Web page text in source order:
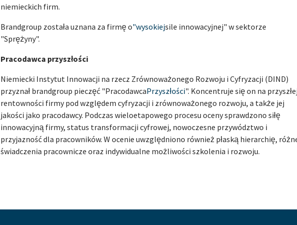
niemieckich firm.
Brandgroup została uznana za firmę o"wysokiejsile innowacyjnej" w sektorze
"Sprężyny".
Pracodawca przyszłości
Niemiecki Instytut Innowacji na rzecz Zrównoważonego Rozwoju i Cyfryzacji (DIND)
przyznał brandgroup pieczęć "PracodawcaPrzyszłości". Koncentruje się on na
rentowności firmy pod względem cyfryzacji i zrównoważonego rozwoju, a także jej
jakości jako pracodawcy. Podczas wieloetapowego procesu oceny sprawdzono siłę
innowacyjną firmy, status transformacji cyfrowej, nowoczesne przywództwo i
przyjazność dla pracowników. W ocenie uwzględniono również płaską hierarchię,
świadczenia pracownicze oraz indywidualne możliwości szkolenia i rozwoju.